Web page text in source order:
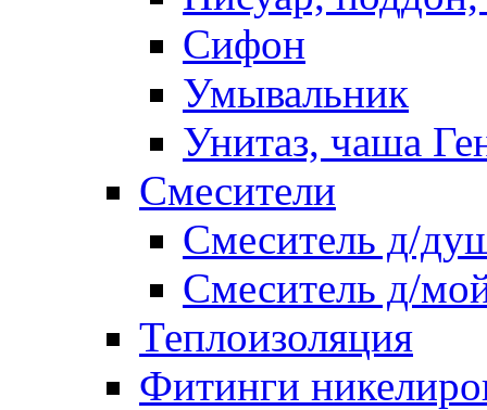
Сифон
Умывальник
Унитаз, чаша
Смесители
Смеситель д/
Смеситель д/
Теплоизоляция
Фитинги